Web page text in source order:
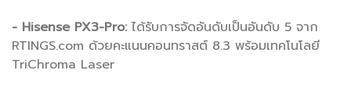
- Hisense PX3-Pro:ได้รับการจัดอันดับเป็นอันดับ 5 จาก
RTINGS.com ด้วยคะแนนคอนทราสต์ 8.3 พร้อมเทคโนโลยี
TriChroma Laser